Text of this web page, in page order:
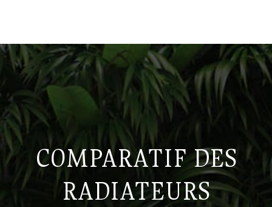
COMPARATIF DES
RADIATEURS